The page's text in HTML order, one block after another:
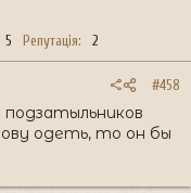
5 Репутація 2
#458
одеть, то он бы